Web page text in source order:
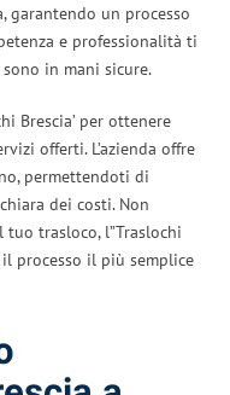
garantendo un processo
e professionalità ti
in mani sicure.
Brescia’ per ottenere
offerti. L’azienda offre
permettendoti di
dei costi. Non
trasloco, l”Traslochi
processo il più semplice